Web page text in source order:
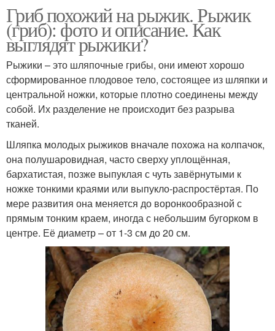
Гриб похожий на рыжик. Рыжик
(гриб): фото и описание. Как
выглядят рыжики?
Рыжики – это шляпочные грибы, они имеют хорошо
сформированное плодовое тело, состоящее из шляпки и
центральной ножки, которые плотно соединены между
собой. Их разделение не происходит без разрыва
тканей.
Шляпка молодых рыжиков вначале похожа на колпачок,
она полушаровидная, часто сверху уплощённая,
бархатистая, позже выпуклая с чуть завёрнутыми к
ножке тонкими краями или выпукло-распростёртая. По
мере развития она меняется до воронкообразной с
прямым тонким краем, иногда с небольшим бугорком в
центре. Её диаметр – от 1-3 см до 20 см.